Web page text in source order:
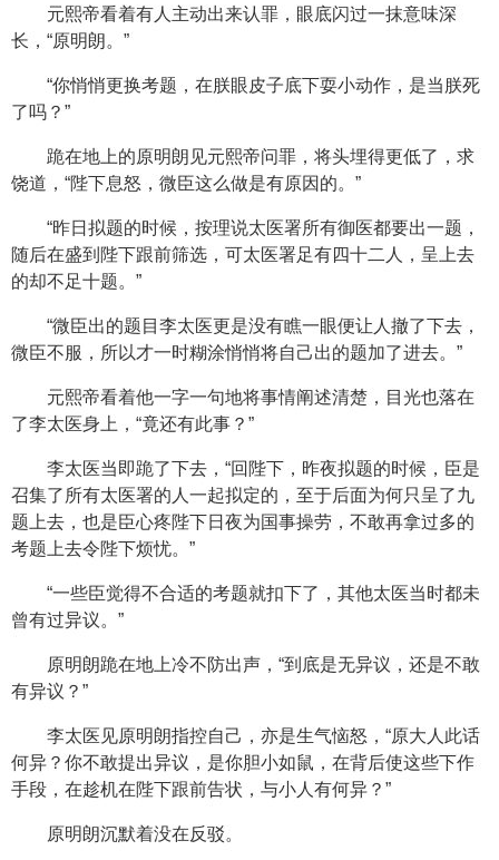
元熙帝看着有人主动出来认罪，眼底闪过一抹意味深
长，“原明朗。”
“你悄悄更换考题，在朕眼皮子底下耍小动作，是当朕死
了吗？”
跪在地上的原明朗见元熙帝问罪，将头埋得更低了，求
饶道，“陛下息怒，微臣这么做是有原因的。”
“昨日拟题的时候，按理说太医署所有御医都要出一题，
随后在盛到陛下跟前筛选，可太医署足有四十二人，呈上去
的却不足十题。”
“微臣出的题目李太医更是没有瞧一眼便让人撤了下去，
微臣不服，所以才一时糊涂悄悄将自己出的题加了进去。”
元熙帝看着他一字一句地将事情阐述清楚，目光也落在
了李太医身上，“竟还有此事？”
李太医当即跪了下去，“回陛下，昨夜拟题的时候，臣是
召集了所有太医署的人一起拟定的，至于后面为何只呈了九
题上去，也是臣心疼陛下日夜为国事操劳，不敢再拿过多的
考题上去令陛下烦忧。”
“一些臣觉得不合适的考题就扣下了，其他太医当时都未
曾有过异议。”
原明朗跪在地上冷不防出声，“到底是无异议，还是不敢
有异议？”
李太医见原明朗指控自己，亦是生气恼怒，“原大人此话
何异？你不敢提出异议，是你胆小如鼠，在背后使这些下作
手段，在趁机在陛下跟前告状，与小人有何异？”
原明朗沉默着没在反驳。